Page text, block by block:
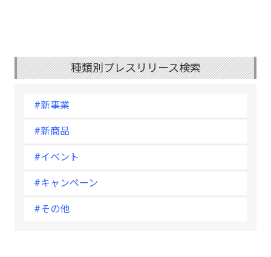
種類別プレスリリース検索
#新事業
#新商品
#イベント
#キャンペーン
#その他